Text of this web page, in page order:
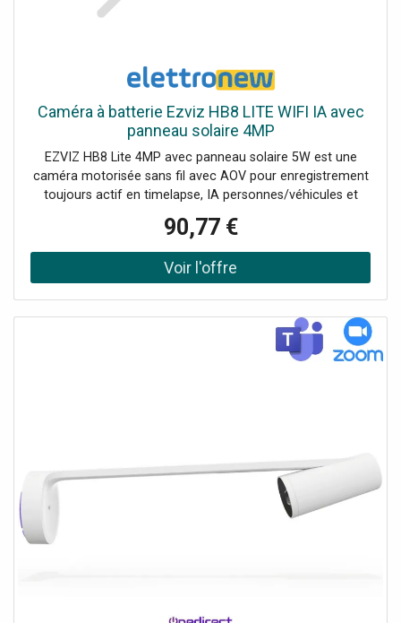
Caméra à batterie Ezviz HB8 LITE WIFI IA avec
panneau solaire 4MP
EZVIZ HB8 Lite 4MP avec panneau solaire 5W est une
caméra motorisée sans fil avec AOV pour enregistrement
toujours actif en timelapse, IA personnes/véhicules et
éloignés. 4MP (2K+) sans fil : images nettes et installation
flexible sans prise Always-On Video 2.0 (AOV) : timelapse
continu + clip événement à vitesse normale IA pour
panoramique 360° et suivi automatique Double
connectivité 4G + Wi-Fi 6 avec basculement automatique
(nécessite Nano SIM et forfait de données pour 4G) Kit
90,77 €